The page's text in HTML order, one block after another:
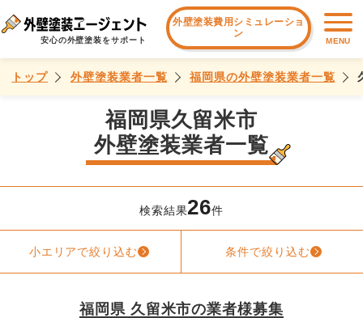
安心の外壁塗装をサポート
外壁塗装費用シミュレーショ
ン
MENU
トップ 外壁塗装業者一覧 福岡県の外壁塗装業者一覧
福岡県久留米市
外壁塗装業者一覧
検索結果26件
小エリアで絞り込む 条件で絞り込む
福岡県 久留米市の業者様募集